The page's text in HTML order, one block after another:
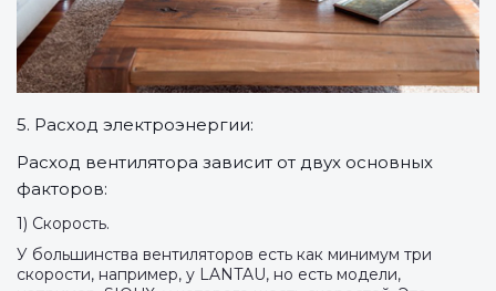
5. Расход электроэнергии:
Расход вентилятора зависит от двух основных
факторов:
1) Скорость.
У большинства вентиляторов есть как минимум три
скорости, например, у LANTAU, но есть модели,